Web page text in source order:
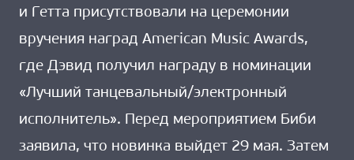
и Гетта присутствовали на церемонии
вручения наград American Music Awards,
где Дэвид получил награду в номинации
«Лучший танцевальный/электронный
исполнитель». Перед мероприятием Биби
заявила, что новинка выйдет 29 мая. Затем